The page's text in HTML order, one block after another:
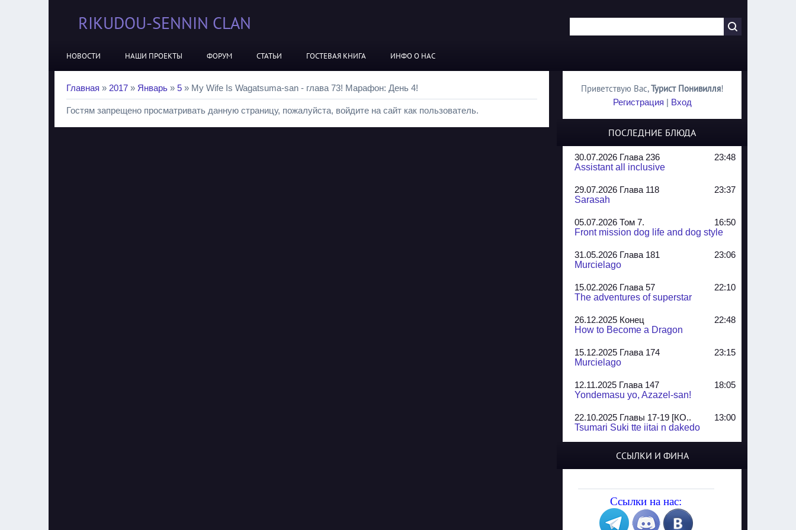
RIKUDOU-SENNIN CLAN
НОВОСТИ НАШИ ПРОЕКТЫ ФОРУМ СТАТЬИ ГОСТЕВАЯ КНИГА ИНФО О НАС
Главная » 2017 » Январь » 5 » My Wife Is Wagatsuma-san - глава 73! Марафон: День 4!
Гостям запрещено просматривать данную страницу, пожалуйста, войдите на сайт как пользователь.
Приветствую Вас,Турист Понивилля!
Регистрация | Вход
ПОСЛЕДНИЕ БЛЮДА
30.07.2026 Глава 236
23:48
Assistant all inclusive
29.07.2026 Глава 118
23:37
Sarasah
05.07.2026 Том 7.
16:50
Front mission dog life and dog style
31.05.2026 Глава 181
23:06
Murcielago
15.02.2026 Глава 57
22:10
The adventures of superstar
26.12.2025 Конец
22:48
How to Become a Dragon
15.12.2025 Глава 174
23:15
Murcielago
12.11.2025 Глава 147
18:05
Yondemasu yo, Azazel-san!
22.10.2025 Главы 17-19 [КО..
13:00
Tsumari Suki tte iitai n dakedo
Jungle Juice
Yozakura Shijuusou
08.08.2025 Глава 50
A Compendium of Ghosts
ССЫЛКИ И ФИНА
Ссылки на нас: